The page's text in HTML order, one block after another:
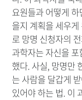
요원들과 어떻게
을지 계획을 세우
로 망명 신청자의
과학자는 자신을
했다. 사실, 망명만
는 사람을 달갑게
있어야 하는 법. 이